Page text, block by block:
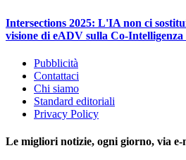
Intersections 2025: L'IA non ci
visione di eADV sulla Co-
Pubblicità
Contattaci
Chi siamo
Standard editoriali
Privacy Policy
Le migliori notizie, ogni giorno, via e-